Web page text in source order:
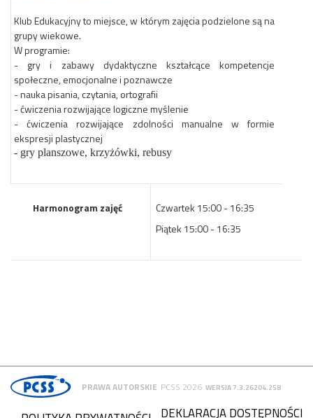
Klub Edukacyjny to miejsce, w którym zajęcia podzielone są na
grupy wiekowe.
W programie:
- gry i zabawy dydaktyczne kształcące kompetencje
społeczne, emocjonalne i poznawcze
- nauka pisania, czytania, ortografii
- ćwiczenia rozwijające logiczne myślenie
- ćwiczenia rozwijające zdolności manualne w formie
ekspresji plastycznej
- gry planszowe, krzyżówki, rebusy
Harmonogram zajęć
Czwartek 15:00 - 16:35
Piątek 15:00 - 16:35
PRAWA AUTORSKIE PCSS 2026 WERSJA 7.3.26204.258
DEKLARACJA DOSTĘPNOŚCI